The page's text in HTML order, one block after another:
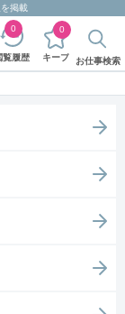
掲載
覧履歴
0
キープ
0
お仕事検索